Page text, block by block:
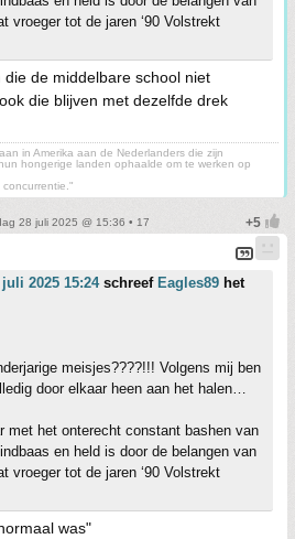
vroeger tot de jaren ‘90 Volstrekt
de middelbare school niet
die blijven met dezelfde drek
in Amerika aan de Nederlanders die zijn
hongerige landen ophaalde om te werken op
28 juli 2025 @ 15:36 • 17
2025 15:24schreef Eagles89 het
meisjes????!!! Volgens mij ben
door elkaar heen aan het halen…
met het onterecht constant bashen van
en held is door de belangen van
vroeger tot de jaren ‘90 Volstrekt
was"